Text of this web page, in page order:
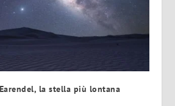
la stella più lontana